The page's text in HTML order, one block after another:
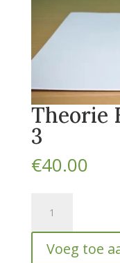
Theorie
3
€40.00
Examen
Module
Voeg toe